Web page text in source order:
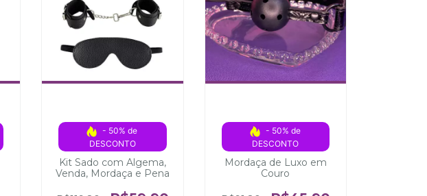
- 50% de
DESCONTO
Kit Sado com Algema,
Venda, Mordaça e Pena
- 50% de
DESCONTO
Mordaça de Luxo em
Couro